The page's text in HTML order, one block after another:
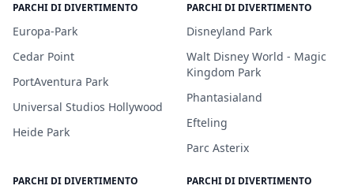
PARCHI DI DIVERTIMENTO
Europa-Park
Cedar Point
PortAventura Park
Universal Studios Hollywood
Heide Park
PARCHI DI DIVERTIMENTO
Disneyland Park
Walt Disney World - Magic
Kingdom Park
Phantasialand
Efteling
Parc Asterix
PARCHI DI DIVERTIMENTO PARCHI DI DIVERTIMENTO